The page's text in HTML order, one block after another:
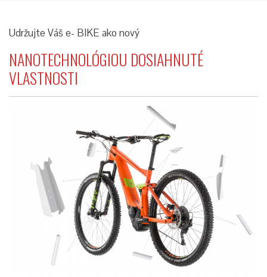
Udržujte Váš e- BIKE ako nový
NANOTECHNOLÓGIOU DOSIAHNUTÉ
VLASTNOSTI